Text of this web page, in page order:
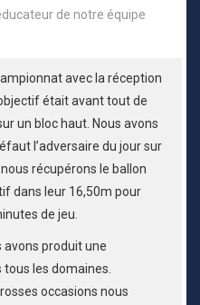
de notre équipe
avec la réception
était avant tout de
un bloc haut. Nous avons
l’adversaire du jour sur
récupérons le ballon
dans leur 16,50m pour
de jeu.
produit une
les domaines.
occasions nous